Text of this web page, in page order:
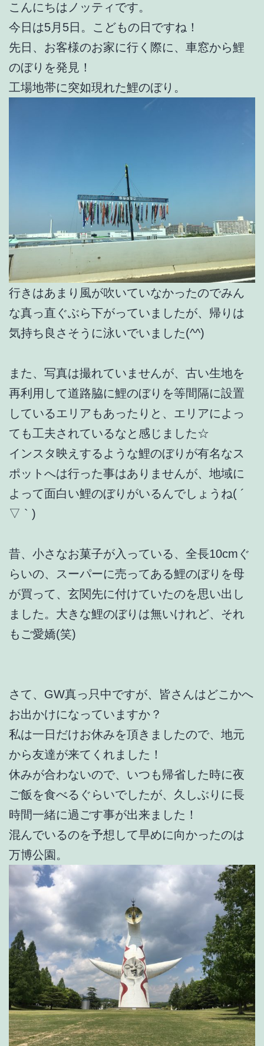
こんにちはノッティです。
今日は5月5日。こどもの日ですね！
先日、お客様のお家に行く際に、車窓から鯉
のぼりを発見！
工場地帯に突如現れた鯉のぼり。
行きはあまり風が吹いていなかったのでみん
な真っ直ぐぶら下がっていましたが、帰りは
気持ち良さそうに泳いでいました(^^)
また、写真は撮れていませんが、古い生地を
再利用して道路脇に鯉のぼりを等間隔に設置
しているエリアもあったりと、エリアによっ
ても工夫されているなと感じました☆
インスタ映えするような鯉のぼりが有名なス
ポットへは行った事はありませんが、地域に
よって面白い鯉のぼりがいるんでしょうね( ´
▽ ` )
昔、小さなお菓子が入っている、全長10cmぐ
らいの、スーパーに売ってある鯉のぼりを母
が買って、玄関先に付けていたのを思い出し
ました。大きな鯉のぼりは無いけれど、それ
もご愛嬌(笑)
さて、GW真っ只中ですが、皆さんはどこかへ
お出かけになっていますか？
私は一日だけお休みを頂きましたので、地元
から友達が来てくれました！
休みが合わないので、いつも帰省した時に夜
ご飯を食べるぐらいでしたが、久しぶりに長
時間一緒に過ごす事が出来ました！
混んでいるのを予想して早めに向かったのは
万博公園。